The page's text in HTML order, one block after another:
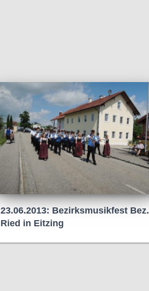
23.06.2013: Bezirksmusikfest Bez.
Ried in Eitzing